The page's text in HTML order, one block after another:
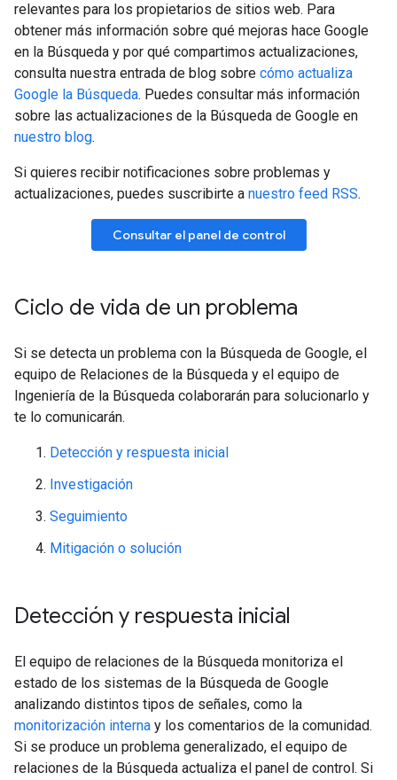
relevantes para los propietarios de sitios web. Para
obtener más información sobre qué mejoras hace Google
en la Búsqueda y por qué compartimos actualizaciones,
consulta nuestra entrada de blog sobre cómo actualiza
Google la Búsqueda. Puedes consultar más información
sobre las actualizaciones de la Búsqueda de Google en
nuestro blog.
Si quieres recibir notificaciones sobre problemas y
actualizaciones, puedes suscribirte a nuestro feed RSS.
Consultar el panel de control
Ciclo de vida de un problema
Si se detecta un problema con la Búsqueda de Google, el
equipo de Relaciones de la Búsqueda y el equipo de
Ingeniería de la Búsqueda colaborarán para solucionarlo y
te lo comunicarán.
Detección y respuesta inicial
Investigación
Seguimiento
Mitigación o solución
Detección y respuesta inicial
El equipo de relaciones de la Búsqueda monitoriza el
estado de los sistemas de la Búsqueda de Google
analizando distintos tipos de señales, como la
monitorización interna y los comentarios de la comunidad.
Si se produce un problema generalizado, el equipo de
relaciones de la Búsqueda actualiza el panel de control. Si